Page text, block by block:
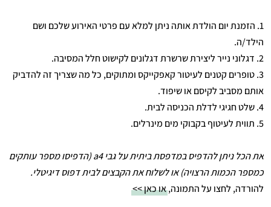
1. הזמנת יום הולדת אותה ניתן למלא עם פרטי האירוע שלכם ושם
הילד/ה.
2. דגלוני נייר ליצירת שרשרת דגלונים לקישוט חלל המסיבה.
3. טופרים קטנים לעיטור קאפקייקס ומתוקים, כל מה שצריך זה להדביק
אותם מסביב לקיסם או שיפוד.
4. שלט חגיגי לדלת הכניסה לבית.
5. תווית לעיטוף בקבוקי מים מינרלים.
את הכל ניתן להדפיס במדפסת ביתית על גבי a4 (הדפיסו מספר עותקים
כמספר הכמות הרצויה) או לשלוח את הקבצים לבית דפוס דיגיטלי.
להורדה, לחצו על התמונה,או כאן >>